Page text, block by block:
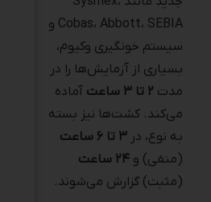
سیستم خونگیری وکیوم،
بسیاری از آزمایش‌ها را در
مدت۲ تا ۳ ساعت
آماده
می‌کند. کشت‌ها نیز بسته
به نوع، در۳ تا ۶ ساعت
(منفی) و ۲۴ ساعت
(مثبت) گزارش می‌شوند.